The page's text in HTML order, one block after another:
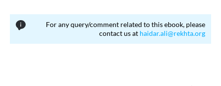
For any query/comment related to this ebook, please
contact us at haidar.ali@rekhta.org